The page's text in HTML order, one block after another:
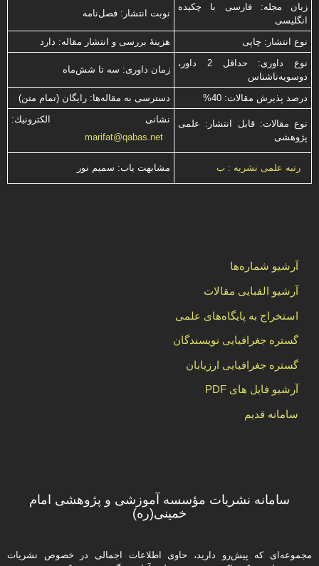
زبان مجله: فارسی با چكیده
انگلیسی
نوبت انتشار: فصل‌نامه
نوع انتشار: چاپی
هزینۀ بررسی و انتشار مقاله: دارد
نوع داوری: حداقل 2 داور،
دوسویه‌ناشناس
زمان داوری: سه تا شش‌ماه
درصد پذیرش مقالات: 40% دسترسی به مقاله‌ها: رایگان (تمام متن)
نوع مقالات: قابل انتشار: علمی
پژوهشی
نشانی الكترونیك:
marifat@qabas.net
رتبه علمی نشریه : ب مشابهت ياب: سميم نور
آرشیو شماره‌ها
آرشیو الفبایی مقالات
استخراج به پایگاه‌های علمی
گستره جغرافیایی نویسندگان
گستره جغرافیایی ارزیابان
آرشیو فایل های PDF
سامانه قدیم
سامانه نشریات مؤسسه آموزشی و پژوهشی امام
خمینی(ره)
مجموعه‌ای که پیش‌رو دارید،‌ حاوی اطلاعات اجمالی در خصوص نشریات